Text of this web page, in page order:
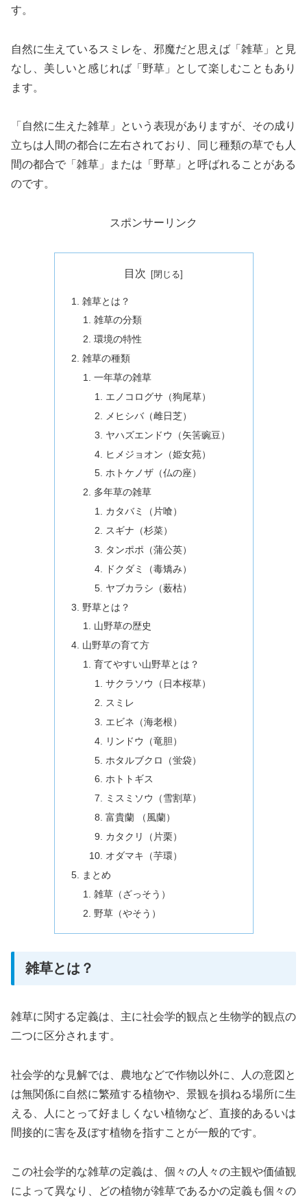
す。
自然に生えているスミレを、邪魔だと思えば「雑草」と見
なし、美しいと感じれば「野草」として楽しむこともあり
ます。
「自然に生えた雑草」という表現がありますが、その成り
立ちは人間の都合に左右されており、同じ種類の草でも人
間の都合で「雑草」または「野草」と呼ばれることがある
のです。
スポンサーリンク
目次
雑草とは？
雑草の分類
環境の特性
雑草の種類
一年草の雑草
エノコログサ（狗尾草）
メヒシバ（雌日芝）
ヤハズエンドウ（矢筈豌豆）
ヒメジョオン（姫女苑）
ホトケノザ（仏の座）
多年草の雑草
カタバミ（片喰）
スギナ（杉菜）
タンポポ（蒲公英）
ドクダミ（毒矯み）
ヤブカラシ（薮枯）
野草とは？
山野草の歴史
山野草の育て方
育てやすい山野草とは？
サクラソウ（日本桜草）
スミレ
エビネ（海老根）
リンドウ（竜胆）
ホタルブクロ（蛍袋）
ホトトギス
ミスミソウ（雪割草）
富貴蘭 （風蘭）
カタクリ（片栗）
オダマキ（芋環）
まとめ
雑草（ざっそう）
野草（やそう）
雑草とは？
雑草に関する定義は、主に社会学的観点と生物学的観点の
二つに区分されます。
社会学的な見解では、農地などで作物以外に、人の意図と
は無関係に自然に繁殖する植物や、景観を損ねる場所に生
える、人にとって好ましくない植物など、直接的あるいは
間接的に害を及ぼす植物を指すことが一般的です。
この社会学的な雑草の定義は、個々の人々の主観や価値観
によって異なり、どの植物が雑草であるかの定義も個々の